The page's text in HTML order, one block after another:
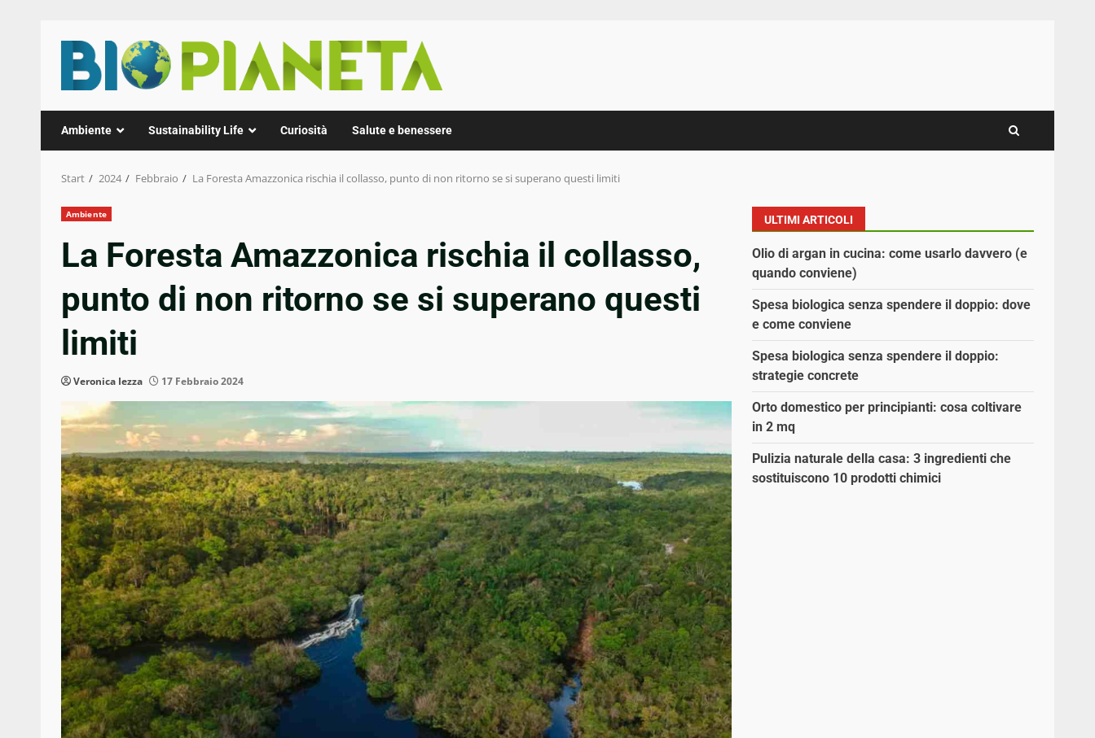
Inhalt
springen
Ambiente Sustainability Life Curiosità Salute e benessere
Start 2024 Febbraio La Foresta Amazzonica rischia il collasso, punto di non ritorno se si superano questi limiti
Ambiente
La Foresta Amazzonica rischia il collasso,
punto di non ritorno se si superano questi
limiti
Veronica Iezza 17 Febbraio 2024
ULTIMI ARTICOLI
Olio di argan in cucina: come usarlo davvero (e
quando conviene)
Spesa biologica senza spendere il doppio: dove
e come conviene
Spesa biologica senza spendere il doppio:
strategie concrete
Orto domestico per principianti: cosa coltivare
in 2 mq
Pulizia naturale della casa: 3 ingredienti che
sostituiscono 10 prodotti chimici